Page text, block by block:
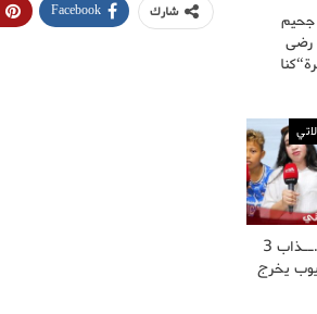
شارك Facebook
جحيم
رضى
“عشت العــ..ــذاب 3
يخرج